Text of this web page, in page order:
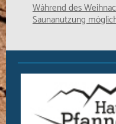
Während des
Saunanutzung